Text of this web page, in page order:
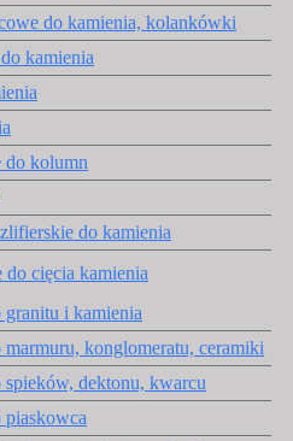
do kamienia, kolankówki
kamienia
do kolumn
do kamienia
cięcia kamienia
granitu i kamienia
konglomeratu, ceramiki
spieków, dektonu, kwarcu
piaskowca